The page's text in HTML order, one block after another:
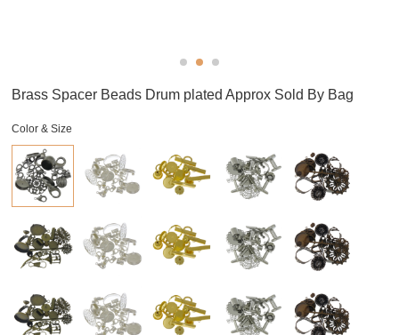
Brass Spacer Beads Drum plated Approx Sold By Bag
Color & Size